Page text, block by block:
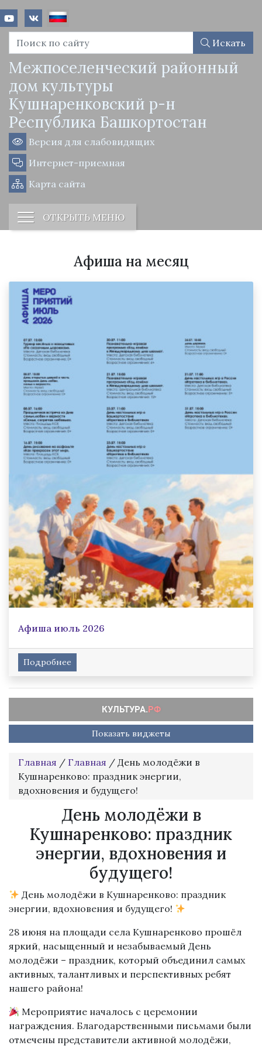
Искать
Межпоселенческий районный
дом культуры
Кушнаренковский р-н
Республика Башкортостан
Версия для слабовидящих
Интернет-приемная
Карта сайта
ОТКРЫТЬ МЕНЮ
Афиша на месяц
Афиша июль 2026
Подробнее
Показать виджеты
Главная / Главная / День молодёжи в
Кушнаренково: праздник энергии,
вдохновения и будущего!
День молодёжи в
Кушнаренково: праздник
энергии, вдохновения и
будущего!
День молодёжи в Кушнаренково: праздник
энергии, вдохновения и будущего!
28 июня на площади села Кушнаренково прошёл
яркий, насыщенный и незабываемый День
молодёжи – праздник, который объединил самых
активных, талантливых и перспективных ребят
нашего района!
Мероприятие началось с церемонии
награждения. Благодарственными письмами были
отмечены представители активной молодёжи,